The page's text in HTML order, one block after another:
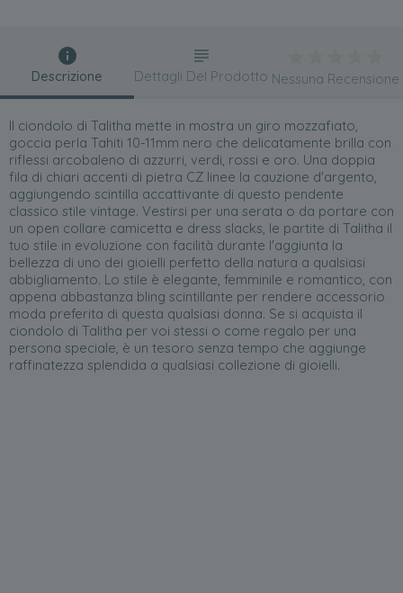
Descrizione
Il ciondolo di Talitha mette in mostra un giro mozzafiato,
goccia perla Tahiti 10-11mm nero che delicatamente brilla con
riflessi arcobaleno di azzurri, verdi, rossi e oro. Una doppia
fila di chiari accenti di pietra CZ linee la cauzione d'argento,
aggiungendo scintilla accattivante di questo pendente
classico stile vintage. Vestirsi per una serata o da portare con
un open collare camicetta e dress slacks, le partite di Talitha il
tuo stile in evoluzione con facilità durante l'aggiunta la
bellezza di uno dei gioielli perfetto della natura a qualsiasi
abbigliamento. Lo stile è elegante, femminile e romantico, con
appena abbastanza bling scintillante per rendere accessorio
moda preferita di questa qualsiasi donna. Se si acquista il
ciondolo di Talitha per voi stessi o come regalo per una
persona speciale, è un tesoro senza tempo che aggiunge
raffinatezza splendida a qualsiasi collezione di gioielli.
Dettagli Del Prodotto Nessuna Recensione